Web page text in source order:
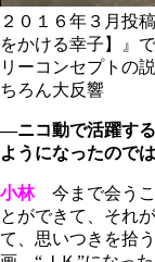
２０１６年３月投
をかける幸子】』
リーコンセプトの
ちろん大反響
―ニコ動で活躍す
ようになったので
小林今まで会うこ
とができて、それ
て、思いつきを拾